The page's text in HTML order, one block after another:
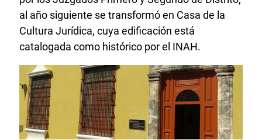
al año siguiente se transformó en Casa de la
Cultura Jurídica, cuya edificación está
catalogada como histórico por el INAH.